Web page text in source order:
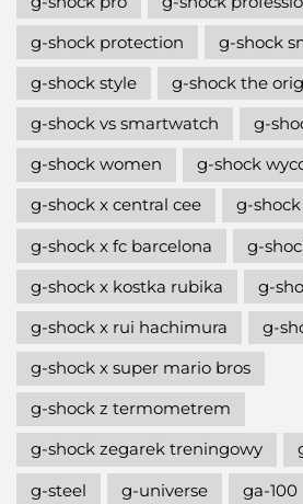
g-shock protection
g-shock
g-shock style
g-shock the
g-shock vs smartwatch
g-
g-shock women
g-shock
g-shock x central cee
g-
g-shock x fc barcelona
g-
g-shock x kostka rubika
g-
g-shock x rui hachimura
g-
g-shock x super mario bros
g-shock z termometrem
g-shock zegarek treningowy
g-steel
g-universe ga-100